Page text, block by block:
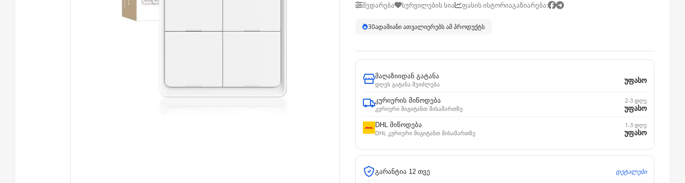
შედარება სურვილების სია ფასის ისტორიაგაზიარება:
30ადამიანი ათვალიერებს ამ პროდუქტს
მაღაზიიდან გატანა
დღეს გატანა შეიძლება
უფასო
კურიერის მიწოდება
კურიერი მიგიტანთ მისამართზე
2-3 დღე
უფასო
DHL მიწოდება
DHL კურიერი მიგიტანთ მისამართზე
1-3 დღე
უფასო
გარანტია 12 თვე დეტალები